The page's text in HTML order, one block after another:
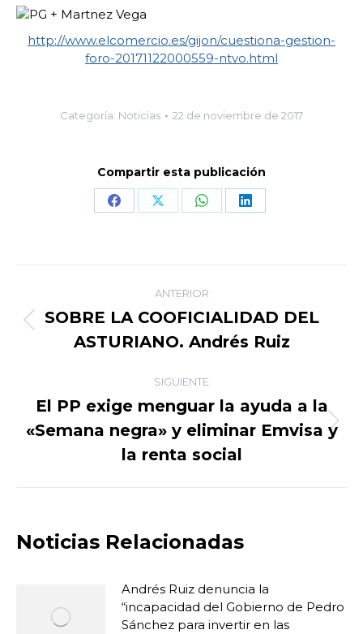
http://www.elcomercio.es/gijon/cuestiona-gestion-
foro-20171122000559-ntvo.html
Categoría: Noticias 22 de noviembre de 2017
Compartir esta publicación
Share Share Share Share
Navegación
entre
publicaciones
ANTERIOR
Publicación
anterior:
SOBRE LA COOFICIALIDAD DEL
ASTURIANO. Andrés Ruiz
SIGUIENTE
Publicación
siguiente:
El PP exige menguar la ayuda a la
«Semana negra» y eliminar Emvisa y
la renta social
Noticias Relacionadas
Andrés Ruiz denuncia la
“incapacidad del Gobierno de Pedro
Sánchez para invertir en las